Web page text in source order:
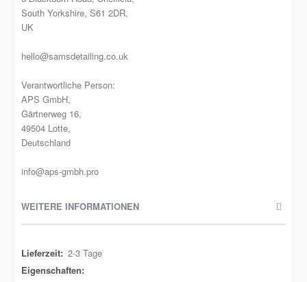
South Yorkshire, S61 2DR,
UK
hello@samsdetailing.co.uk
Verantwortliche Person:
APS GmbH,
Gärtnerweg 16,
49504 Lotte,
Deutschland
info@aps-gmbh.pro
WEITERE INFORMATIONEN
Weitere
Informationen
2-3 Tage